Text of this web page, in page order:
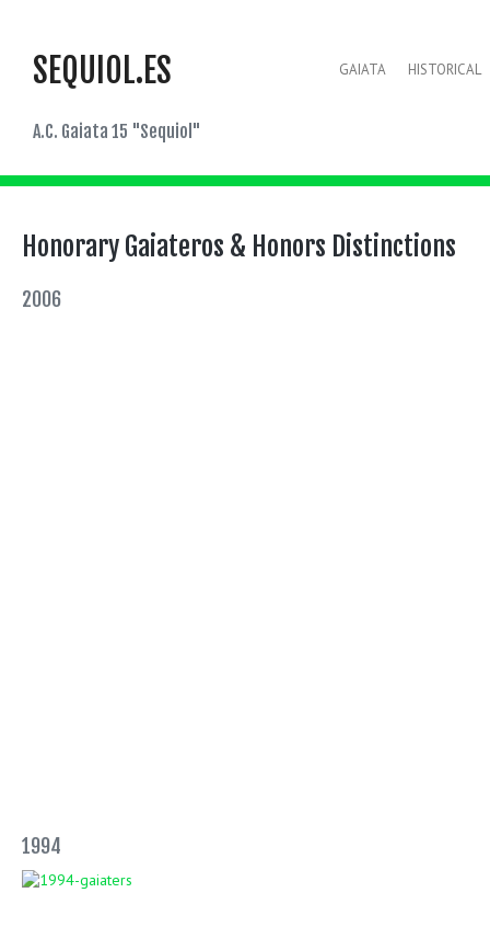
SEQUIOL.ES
A.C. Gaiata 15 "Sequiol"
GAIATA HISTORICAL
Honorary Gaiateros & Honors Distinctions
2006
1994